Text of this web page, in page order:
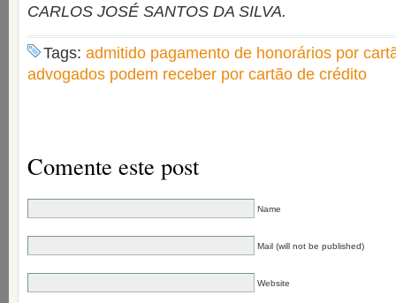
CARLOS JOSÉ SANTOS DA SILVA.
Tags: admitido pagamento de honorários por
advogados podem receber por cartão de crédito
Comente este post
Name
Mail (will not be published)
Website